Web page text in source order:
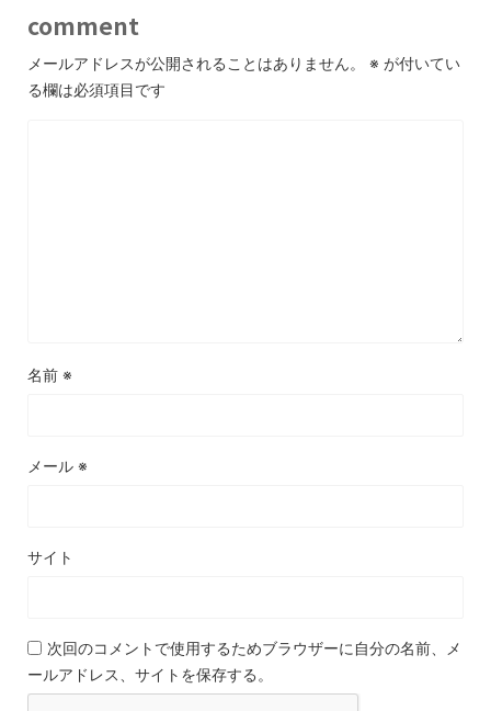
comment
メールアドレスが公開されることはありません。 ※ が付いてい
る欄は必須項目です
名前 ※
メール ※
サイト
次回のコメントで使用するためブラウザーに自分の名前、メ
ールアドレス、サイトを保存する。